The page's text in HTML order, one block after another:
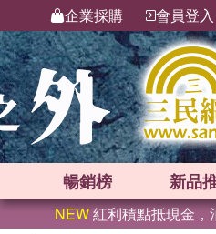
企業採購 會員登入
暢銷榜 新品
NEW紅利積點抵現金，